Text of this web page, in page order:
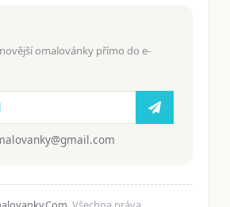
omalovánky přímo do e-